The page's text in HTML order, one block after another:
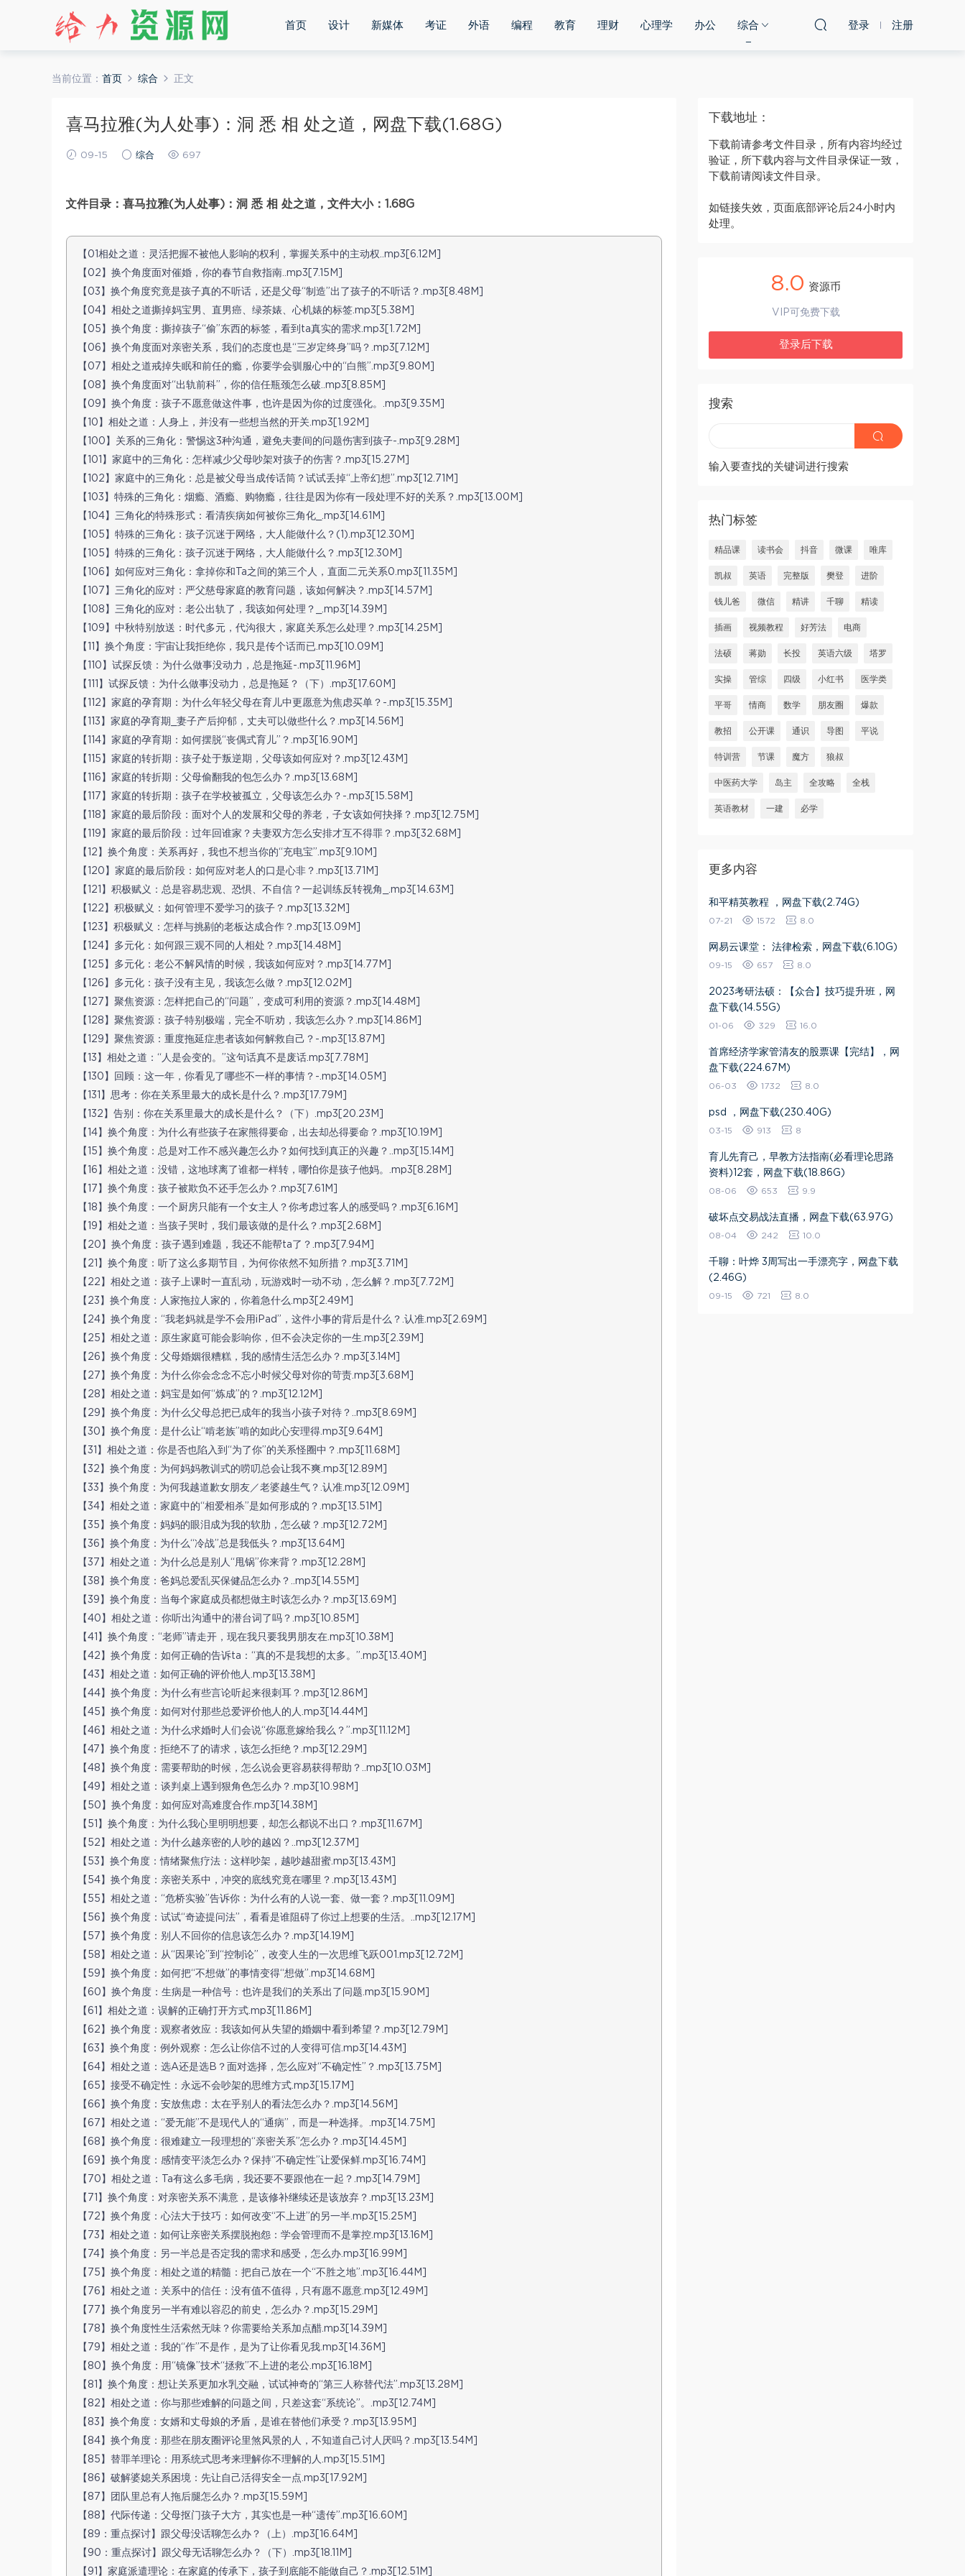
首页 设计 新媒体 考证 外语 编程 教育 理财 心理学 办公 综合 登录 注册
当前位置： 首页 综合 正文
喜马拉雅(为人处事)：洞 悉 相 处之道，网盘下载(1.68G)
09-15 综合 697
文件目录：喜马拉雅(为人处事)：洞 悉 相 处之道，文件大小：1.68G
【01相处之道：灵活把握不被他人影响的权利，掌握关系中的主动权..mp3[6.12M]
【02】换个角度面对催婚，你的春节自救指南..mp3[7.15M]
【03】换个角度究竟是孩子真的不听话，还是父母“制造”出了孩子的不听话？.mp3[8.48M]
【04】相处之道撕掉妈宝男、直男癌、绿茶婊、心机婊的标签.mp3[5.38M]
【05】换个角度：撕掉孩子“偷”东西的标签，看到ta真实的需求.mp3[1.72M]
【06】换个角度面对亲密关系，我们的态度也是“三岁定终身”吗？.mp3[7.12M]
【07】相处之道戒掉失眠和前任的瘾，你要学会驯服心中的“白熊”.mp3[9.80M]
【08】换个角度面对“出轨前科”，你的信任瓶颈怎么破..mp3[8.85M]
【09】换个角度：孩子不愿意做这件事，也许是因为你的过度强化。.mp3[9.35M]
【10】相处之道：人身上，并没有一些想当然的开关.mp3[1.92M]
【100】关系的三角化：警惕这3种沟通，避免夫妻间的问题伤害到孩子-.mp3[9.28M]
【101】家庭中的三角化：怎样减少父母吵架对孩子的伤害？.mp3[15.27M]
【102】家庭中的三角化：总是被父母当成传话筒？试试丢掉“上帝幻想”.mp3[12.71M]
【103】特殊的三角化：烟瘾、酒瘾、购物瘾，往往是因为你有一段处理不好的关系？.mp3[13.00M]
【104】三角化的特殊形式：看清疾病如何被你三角化_.mp3[14.61M]
【105】特殊的三角化：孩子沉迷于网络，大人能做什么？(1).mp3[12.30M]
【105】特殊的三角化：孩子沉迷于网络，大人能做什么？.mp3[12.30M]
【106】如何应对三角化：拿掉你和Ta之间的第三个人，直面二元关系0.mp3[11.35M]
【107】三角化的应对：严父慈母家庭的教育问题，该如何解决？.mp3[14.57M]
【108】三角化的应对：老公出轨了，我该如何处理？_.mp3[14.39M]
【109】中秋特别放送：时代多元，代沟很大，家庭关系怎么处理？.mp3[14.25M]
【11】换个角度：宇宙让我拒绝你，我只是传个话而已.mp3[10.09M]
【110】试探反馈：为什么做事没动力，总是拖延-.mp3[11.96M]
【111】试探反馈：为什么做事没动力，总是拖延？（下）.mp3[17.60M]
【112】家庭的孕育期：为什么年轻父母在育儿中更愿意为焦虑买单？-.mp3[15.35M]
【113】家庭的孕育期_妻子产后抑郁，丈夫可以做些什么？.mp3[14.56M]
【114】家庭的孕育期：如何摆脱“丧偶式育儿”？.mp3[16.90M]
【115】家庭的转折期：孩子处于叛逆期，父母该如何应对？.mp3[12.43M]
【116】家庭的转折期：父母偷翻我的包怎么办？.mp3[13.68M]
【117】家庭的转折期：孩子在学校被孤立，父母该怎么办？-.mp3[15.58M]
【118】家庭的最后阶段：面对个人的发展和父母的养老，子女该如何抉择？.mp3[12.75M]
【119】家庭的最后阶段：过年回谁家？夫妻双方怎么安排才互不得罪？.mp3[32.68M]
【12】换个角度：关系再好，我也不想当你的“充电宝”.mp3[9.10M]
【120】家庭的最后阶段：如何应对老人的口是心非？.mp3[13.71M]
【121】积极赋义：总是容易悲观、恐惧、不自信？一起训练反转视角_.mp3[14.63M]
【122】积极赋义：如何管理不爱学习的孩子？.mp3[13.32M]
【123】积极赋义：怎样与挑剔的老板达成合作？.mp3[13.09M]
【124】多元化：如何跟三观不同的人相处？.mp3[14.48M]
【125】多元化：老公不解风情的时候，我该如何应对？.mp3[14.77M]
【126】多元化：孩子没有主见，我该怎么做？.mp3[12.02M]
【127】聚焦资源：怎样把自己的“问题”，变成可利用的资源？.mp3[14.48M]
【128】聚焦资源：孩子特别极端，完全不听劝，我该怎么办？.mp3[14.86M]
【129】聚焦资源：重度拖延症患者该如何解救自己？-.mp3[13.87M]
【13】相处之道：“人是会变的。”这句话真不是废话.mp3[7.78M]
【130】回顾：这一年，你看见了哪些不一样的事情？-.mp3[14.05M]
【131】思考：你在关系里最大的成长是什么？.mp3[17.79M]
【132】告别：你在关系里最大的成长是什么？（下）.mp3[20.23M]
【14】换个角度：为什么有些孩子在家熊得要命，出去却怂得要命？.mp3[10.19M]
【15】换个角度：总是对工作不感兴趣怎么办？如何找到真正的兴趣？..mp3[15.14M]
【16】相处之道：没错，这地球离了谁都一样转，哪怕你是孩子他妈。.mp3[8.28M]
【17】换个角度：孩子被欺负不还手怎么办？.mp3[7.61M]
【18】换个角度：一个厨房只能有一个女主人？你考虑过客人的感受吗？.mp3[6.16M]
【19】相处之道：当孩子哭时，我们最该做的是什么？.mp3[2.68M]
【20】换个角度：孩子遇到难题，我还不能帮ta了？.mp3[7.94M]
【21】换个角度：听了这么多期节目，为何你依然不知所措？.mp3[3.71M]
【22】相处之道：孩子上课时一直乱动，玩游戏时一动不动，怎么解？.mp3[7.72M]
【23】换个角度：人家拖拉人家的，你着急什么.mp3[2.49M]
【24】换个角度：“我老妈就是学不会用iPad”，这件小事的背后是什么？.认准.mp3[2.69M]
【25】相处之道：原生家庭可能会影响你，但不会决定你的一生.mp3[2.39M]
【26】换个角度：父母婚姻很糟糕，我的感情生活怎么办？.mp3[3.14M]
【27】换个角度：为什么你会念念不忘小时候父母对你的苛责.mp3[3.68M]
【28】相处之道：妈宝是如何“炼成”的？.mp3[12.12M]
【29】换个角度：为什么父母总把已成年的我当小孩子对待？.​.mp3[8.69M]
【30】换个角度：是什么让“啃老族”啃的如此心安理得.mp3[9.64M]
【31】相处之道：你是否也陷入到“为了你”的关系怪圈中？.mp3[11.68M]
【32】换个角度：为何妈妈教训式的唠叨总会让我不爽.mp3[12.89M]
【33】换个角度：为何我越道歉女朋友／老婆越生气？.认准.mp3[12.09M]
【34】相处之道：家庭中的“相爱相杀”是如何形成的？.mp3[13.51M]
【35】换个角度：妈妈的眼泪成为我的软肋，怎么破？.mp3[12.72M]
【36】换个角度：为什么“冷战”总是我低头？.mp3[13.64M]
【37】相处之道：为什么总是别人“甩锅”你来背？.mp3[12.28M]
【38】换个角度：爸妈总爱乱买保健品怎么办？..mp3[14.55M]
【39】换个角度：当每个家庭成员都想做主时该怎么办？.mp3[13.69M]
【40】相处之道：你听出沟通中的潜台词了吗？.mp3[10.85M]
【41】换个角度：“老师”请走开，现在我只要我男朋友在.mp3[10.38M]
【42】换个角度：如何正确的告诉ta：“真的不是我想的太多。”.mp3[13.40M]
【43】相处之道：如何正确的评价他人.mp3[13.38M]
【44】换个角度：为什么有些言论听起来很刺耳？.mp3[12.86M]
【45】换个角度：如何对付那些总爱评价他人的人.mp3[14.44M]
【46】相处之道：为什么求婚时人们会说“你愿意嫁给我么？”.mp3[11.12M]
【47】换个角度：拒绝不了的请求，该怎么拒绝？.mp3[12.29M]
【48】换个角度：需要帮助的时候，怎么说会更容易获得帮助？..mp3[10.03M]
【49】相处之道：谈判桌上遇到狠角色怎么办？.mp3[10.98M]
【50】换个角度：如何应对高难度合作.mp3[14.38M]
【51】换个角度：为什么我心里明明想要，却怎么都说不出口？.mp3[11.67M]
【52】相处之道：为什么越亲密的人吵的越凶？..mp3[12.37M]
【53】换个角度：情绪聚焦疗法：这样吵架，越吵越甜蜜.mp3[13.43M]
【54】换个角度：亲密关系中，冲突的底线究竟在哪里？.mp3[13.43M]
【55】相处之道：“危桥实验”告诉你：为什么有的人说一套、做一套？.mp3[11.09M]
【56】换个角度：试试“奇迹提问法”，看看是谁阻碍了你过上想要的生活。..mp3[12.17M]
【57】换个角度：别人不回你的信息该怎么办？.mp3[14.19M]
【58】相处之道：从“因果论”到“控制论”，改变人生的一次思维飞跃001.mp3[12.72M]
【59】换个角度：如何把“不想做”的事情变得“想做”.mp3[14.68M]
【60】换个角度：生病是一种信号：也许是我们的关系出了问题.mp3[15.90M]
【61】相处之道：误解的正确打开方式.mp3[11.86M]
【62】换个角度：观察者效应：我该如何从失望的婚姻中看到希望？.mp3[12.79M]
【63】换个角度：例外观察：怎么让你信不过的人变得可信.mp3[14.43M]
【64】相处之道：选A还是选B？面对选择，怎么应对“不确定性”？.mp3[13.75M]
【65】接受不确定性：永远不会吵架的思维方式.mp3[15.17M]
【66】换个角度：安放焦虑：太在乎别人的看法怎么办？.mp3[14.56M]
【67】相处之道：“爱无能”不是现代人的“通病”，而是一种选择。.mp3[14.75M]
【68】换个角度：很难建立一段理想的“亲密关系”怎么办？.mp3[14.45M]
【69】换个角度：感情变平淡怎么办？保持“不确定性”让爱保鲜.mp3[16.74M]
【70】相处之道：Ta有这么多毛病，我还要不要跟他在一起？.mp3[14.79M]
【71】换个角度：对亲密关系不满意，是该修补继续还是该放弃？.mp3[13.23M]
【72】换个角度：心法大于技巧：如何改变“不上进”的另一半.mp3[15.25M]
【73】相处之道：如何让亲密关系摆脱抱怨：学会管理而不是掌控.mp3[13.16M]
【74】换个角度：另一半总是否定我的需求和感受，怎么办.mp3[16.99M]
【75】换个角度：相处之道的精髓：把自己放在一个“不胜之地”.mp3[16.44M]
【76】相处之道：关系中的信任：没有值不值得，只有愿不愿意.mp3[12.49M]
【77】换个角度另一半有难以容忍的前史，怎么办？.mp3[15.29M]
【78】换个角度性生活索然无味？你需要给关系加点醋.mp3[14.39M]
【79】相处之道：我的“作”不是作，是为了让你看见我.mp3[14.36M]
【80】换个角度：用“镜像”技术“拯救”不上进的老公.mp3[16.18M]
【81】换个角度：想让关系更加水乳交融，试试神奇的“第三人称替代法”.mp3[13.28M]
【82】相处之道：你与那些难解的问题之间，只差这套“系统论”。.mp3[12.74M]
【83】换个角度：女婿和丈母娘的矛盾，是谁在替他们承受？.mp3[13.95M]
【84】换个角度：那些在朋友圈评论里煞风景的人，不知道自己讨人厌吗？.mp3[13.54M]
【85】替罪羊理论：用系统式思考来理解你不理解的人.mp3[15.51M]
【86】破解婆媳关系困境：先让自己活得安全一点.mp3[17.92M]
【87】团队里总有人拖后腿怎么办？.mp3[15.59M]
【88】代际传递：父母抠门孩子大方，其实也是一种“遗传”.mp3[16.60M]
【89：重点探讨】跟父母没话聊怎么办？（上）.mp3[16.64M]
【90：重点探讨】跟父母无话聊怎么办？（下）.mp3[18.11M]
【91】家庭派遣理论：在家庭的传承下，孩子到底能不能做自己？.mp3[12.51M]
下载地址：
下载前请参考文件目录，所有内容均经过
验证，所下载内容与文件目录保证一致，
下载前请阅读文件目录。
如链接失效，页面底部评论后24小时内
处理。
8.0 资源币
VIP可免费下载
登录后下载
搜索
输入要查找的关键词进行搜索
热门标签
精品课 读书会 抖音 微课 唯库
凯叔 英语 完整版 樊登 进阶
钱儿爸 微信 精讲 千聊 精读
插画 视频教程 好芳法 电商
法硕 蒋勋 长投 英语六级 塔罗
实操 管综 四级 小红书 医学类
平哥 情商 数学 朋友圈 爆款
教招 公开课 通识 导图 平说
特训营 节课 魔方 狼叔
中医药大学 岛主 全攻略 全栈
英语教材 一建 必学
更多内容
和平精英教程 ，网盘下载(2.74G)
07-21 1572 8.0
网易云课堂： 法律检索，网盘下载(6.10G)
09-15 657 8.0
2023考研法硕：【众合】技巧提升班，网
盘下载(14.55G)
01-06 329 16.0
首席经济学家管清友的股票课【完结】，网
盘下载(224.67M)
06-03 1732 8.0
psd ，网盘下载(230.40G)
03-15 913 8
育儿先育己，早教方法指南(必看理论思路
资料)12套，网盘下载(18.86G)
08-06 653 9.9
破坏点交易战法直播，网盘下载(63.97G)
08-04 242 10.0
千聊：叶烨 3周写出一手漂亮字，网盘下载
(2.46G)
09-15 721 8.0